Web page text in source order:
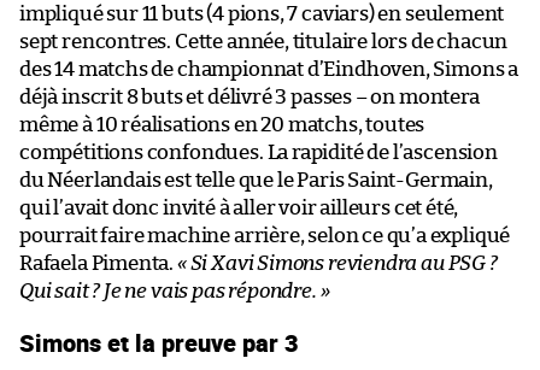
impliqué sur 11 buts (4 pions, 7 caviars) en seulement
sept rencontres. Cette année, titulaire lors de chacun
des 14 matchs de championnat d’Eindhoven, Simons a
déjà inscrit 8 buts et délivré 3 passes – on montera
même à 10 réalisations en 20 matchs, toutes
compétitions confondues. La rapidité de l’ascension
du Néerlandais est telle que le Paris Saint-Germain,
qui l’avait donc invité à aller voir ailleurs cet été,
pourrait faire machine arrière, selon ce qu’a expliqué
Rafaela Pimenta. « Si Xavi Simons reviendra au PSG ?
Qui sait ? Je ne vais pas répondre. »
Simons et la preuve par 3